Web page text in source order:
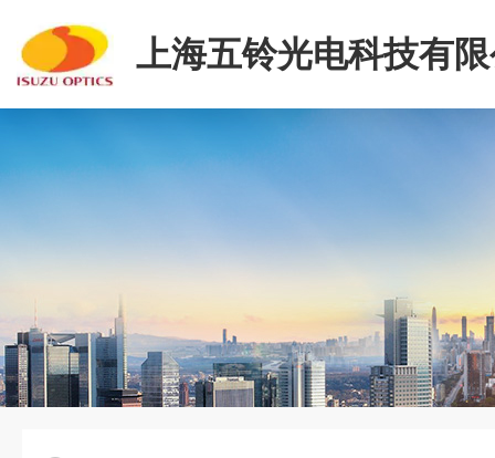
上海五铃光电科技有